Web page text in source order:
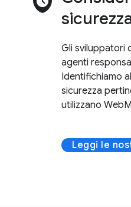
Gli sviluppatori
agenti
Identifichiamo
sicurezza
utilizzano
Leggi le